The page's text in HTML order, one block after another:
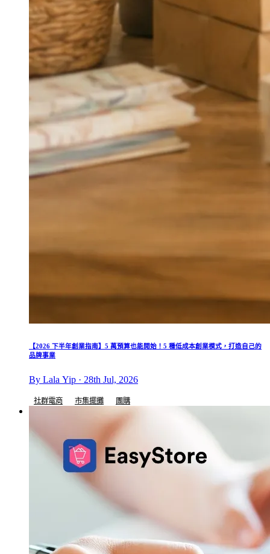
【2026 下半年創業指南】5 萬預算也能開始！5 種低成本創業模式，打造自己的
品牌事業
By Lala Yip · 28th Jul, 2026
社群電商 市集擺攤 團購